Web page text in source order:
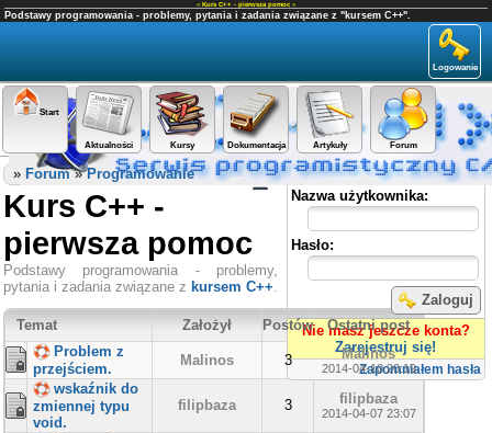
« Kurs C++ - pierwsza pomoc »
Podstawy programowania - problemy, pytania i zadania związane z "kursem C++".
Logowanie
Start
Aktualności Kursy Dokumentacja Artykuły Forum
Panel użytkownika
Nazwa użytkownika:
Hasło:
Zaloguj
Nie masz jeszcze konta?
Zarejestruj się!
Zapomniałem hasła
» Forum»Programowanie
Kurs C++ -
pierwsza pomoc
Podstawy programowania - problemy,
pytania i zadania związane z kursem C++.
Temat Założył Postów
Ostatni post
Problem z
przejściem.
Malinos 3 Malinos
2014-04-10 20:19
wskaźnik do
zmiennej typu
void.
filipbaza 3 filipbaza
2014-04-07 23:07